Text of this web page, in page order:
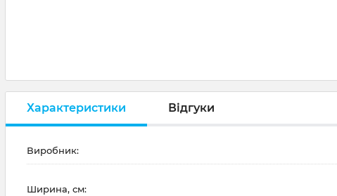
Характеристики Відгуки
Виробник:
Ширина, см: